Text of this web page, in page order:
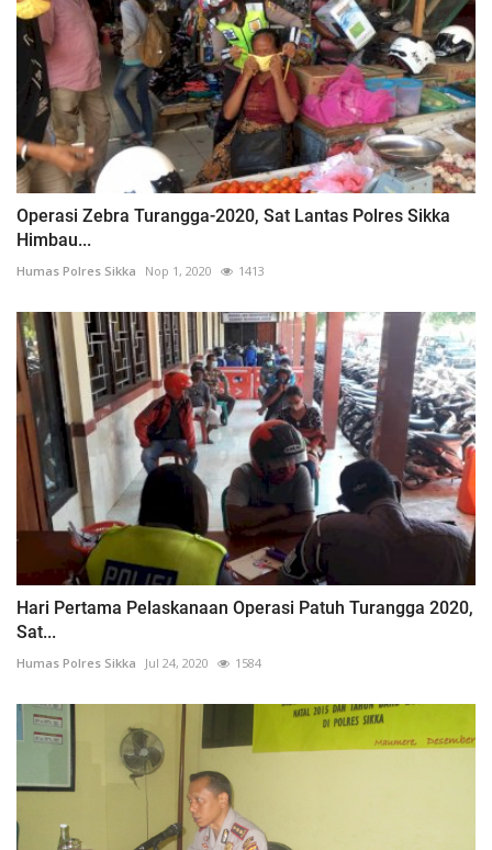
Operasi Zebra Turangga-2020, Sat Lantas Polres Sikka
Himbau...
Humas Polres Sikka Nop 1, 2020 1413
Hari Pertama Pelaskanaan Operasi Patuh Turangga 2020,
Sat...
Humas Polres Sikka Jul 24, 2020 1584